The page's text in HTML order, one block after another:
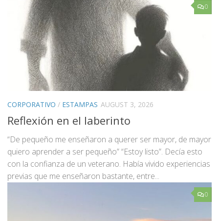
0
CORPORATIVO / ESTAMPAS AUGUST 3, 2026
Reflexión en el laberinto
“De pequeño me enseñaron a querer ser mayor, de mayor
quiero aprender a ser pequeño” “Estoy listo”. Decía esto
con la confianza de un veterano. Había vivido experiencias
previas que me enseñaron bastante, entre...
0